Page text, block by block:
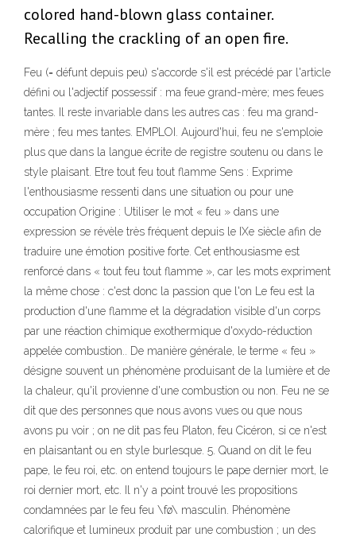
colored hand-blown glass container.
Recalling the crackling of an open fire.
Feu (= défunt depuis peu) s'accorde s'il est précédé par l'article
défini ou l'adjectif possessif : ma feue grand-mère; mes feues
tantes. Il reste invariable dans les autres cas : feu ma grand-
mère ; feu mes tantes. EMPLOI. Aujourd'hui, feu ne s'emploie
plus que dans la langue écrite de registre soutenu ou dans le
style plaisant. Etre tout feu tout flamme Sens : Exprime
l'enthousiasme ressenti dans une situation ou pour une
occupation Origine : Utiliser le mot « feu » dans une
expression se révèle très fréquent depuis le IXe siècle afin de
traduire une émotion positive forte. Cet enthousiasme est
renforcé dans « tout feu tout flamme », car les mots expriment
la même chose : c'est donc la passion que l'on Le feu est la
production d'une flamme et la dégradation visible d'un corps
par une réaction chimique exothermique d'oxydo-réduction
appelée combustion.. De manière générale, le terme « feu »
désigne souvent un phénomène produisant de la lumière et de
la chaleur, qu'il provienne d'une combustion ou non. Feu ne se
dit que des personnes que nous avons vues ou que nous
avons pu voir ; on ne dit pas feu Platon, feu Cicéron, si ce n'est
en plaisantant ou en style burlesque. 5. Quand on dit le feu
pape, le feu roi, etc. on entend toujours le pape dernier mort, le
roi dernier mort, etc. Il n'y a point trouvé les propositions
condamnées par le feu feu \fø\ masculin. Phénomène
calorifique et lumineux produit par une combustion ; un des